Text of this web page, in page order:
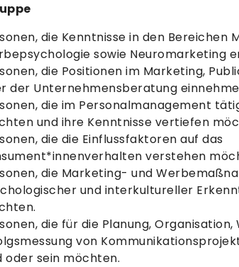
die Kenntnisse in den Bereichen
sowie Neuromarketing
die Positionen im Marketing,
der Unternehmensberatung
die im Personalmanagement
und ihre Kenntnisse vertiefen
die die Einflussfaktoren auf das
verstehen
die Marketing- und
und interkultureller
die für die Planung,
von
oder sein möchten.